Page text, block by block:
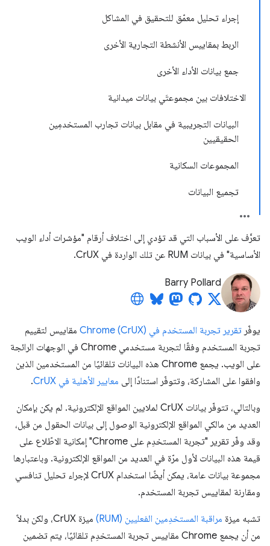
إجراء تحليل معمّق للتحقيق في المشاكل
الربط بمقاييس الأنشطة التجارية الأخرى
جمع بيانات الأداء الأخرى
الاختلافات بين مجموعتَي بيانات ميدانية
البيانات التجريبية في مقابل بيانات تجارب المستخدمِين
الحقيقيين
المجموعات السكانية
تجميع البيانات
تعرَّف على الأسباب التي قد تؤدي إلى اختلاف أرقام "مؤشرات أداء الويب
الأساسية" في بيانات RUM عن تلك الواردة في CrUX.
Barry Pollard
يوفّر تقرير تجربة المستخدم في Chrome (CrUX)
مقاييس لتقييم
تجربة المستخدم وفقًا لتجربة مستخدمي Chrome في الوجهات الرائجة
على الويب. يجمع Chrome هذه البيانات تلقائيًا من المستخدمين الذين
وافقوا على المشاركة، وتتوفّر استنادًا إلى معايير الأهلية في CrUX .
وبالتالي، تتوفّر بيانات CrUX لملايين المواقع الإلكترونية. لم يكن بإمكان
العديد من مالكي المواقع الإلكترونية الوصول إلى بيانات الحقول من قبل،
وقد وفّر تقرير "تجربة المستخدِم على Chrome" إمكانية الاطّلاع على
قيمة هذه البيانات لأول مرّة في العديد من المواقع الإلكترونية. وباعتبارها
مجموعة بيانات عامة، يمكن أيضًا استخدام CrUX لإجراء تحليل تنافسي
ومقارنة لمقاييس تجربة المستخدم.
تشبه ميزة مراقبة المستخدِمين الفعليين (RUM)
ميزة CrUX، ولكن بدلاً
من أن يجمع Chrome مقاييس تجربة المستخدِم تلقائيًا، يتم تضمين